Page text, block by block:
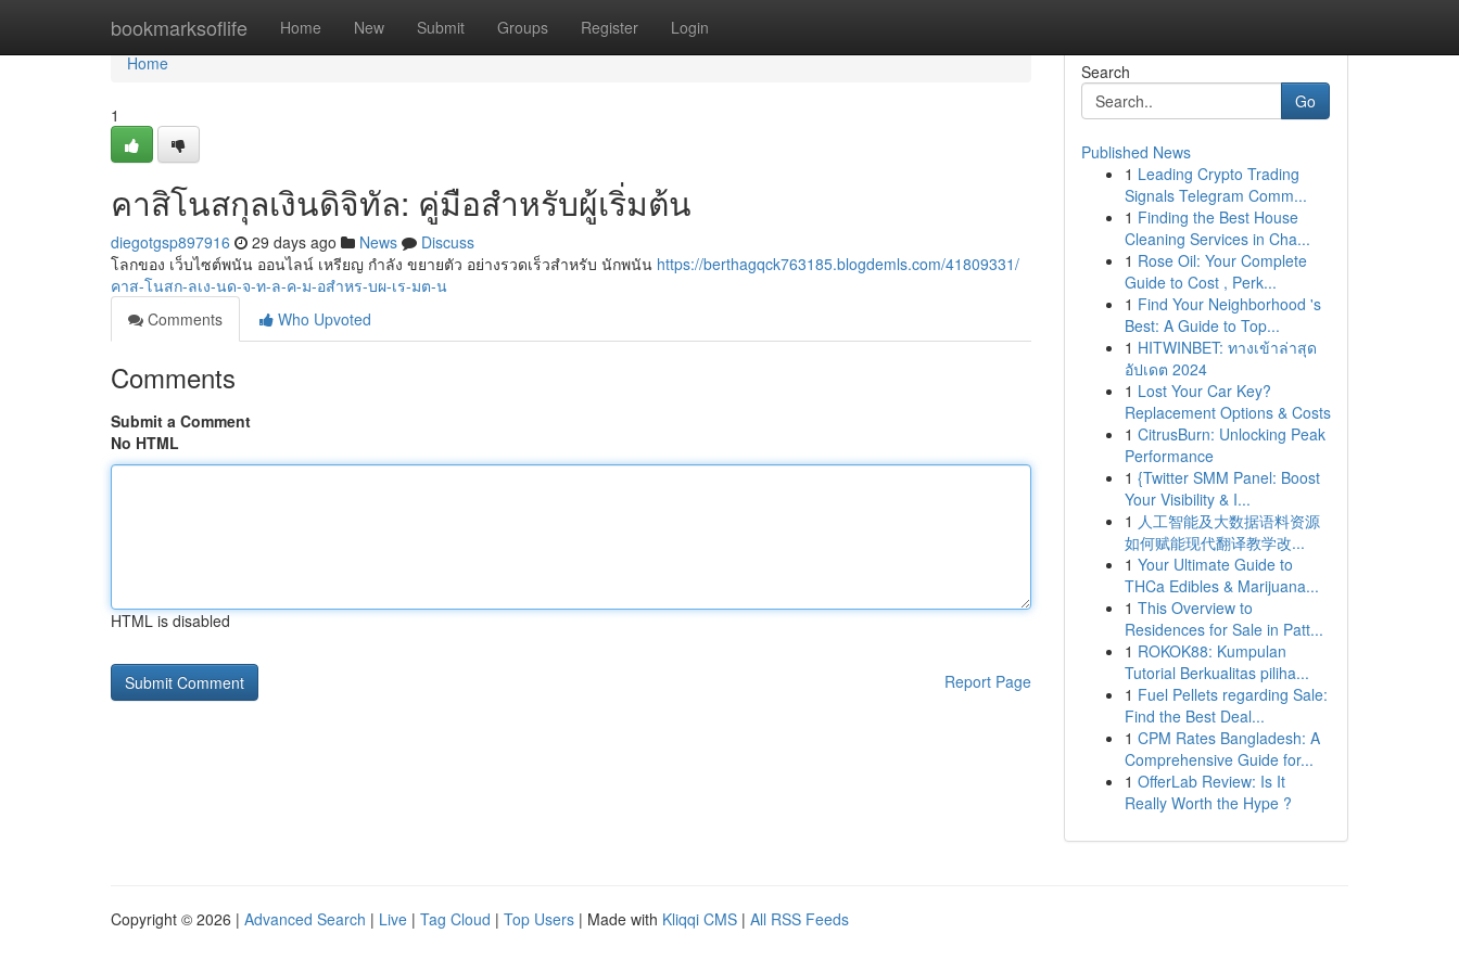
bookmarksoflife Home New Submit Groups Register Login
Home
Home
1
คาสิโนสกุลเงินดิจิทัล: คู่มือสำหรับผู้เริ่มต้น
diegotgsp897916 29 days ago News
Discuss
โลกของ เว็บไซต์พนัน ออนไลน์ เหรียญ กำลัง ขยายตัว อย่างรวดเร็วสำหรับ นักพนัน https://berthagqck763185.blogdemls.com/41809331/
คาส-โนสก-ลเง-นด-จ-ท-ล-ค-ม-อสำหร-บผ-เร-มต-น
Comments
Who Upvoted
Comments
Submit a Comment
No HTML
HTML is disabled
Report Page
Search
Go
Published News
1 Leading Crypto Trading
Signals Telegram Comm...
1 Finding the Best House
Cleaning Services in Cha...
1 Rose Oil: Your Complete
Guide to Cost , Perk...
1 Find Your Neighborhood 's
Best: A Guide to Top...
1 HITWINBET: ทางเข้าล่าสุด
อัปเดต 2024
1 Lost Your Car Key?
Replacement Options & Costs
1 CitrusBurn: Unlocking Peak
Performance
1 {Twitter SMM Panel: Boost
Your Visibility & I...
1 人工智能及大数据语料资源
如何赋能现代翻译教学改...
1 Your Ultimate Guide to
THCa Edibles & Marijuana...
1 This Overview to
Residences for Sale in Patt...
1 ROKOK88: Kumpulan
Tutorial Berkualitas piliha...
1 Fuel Pellets regarding Sale:
Find the Best Deal...
1 CPM Rates Bangladesh: A
Comprehensive Guide for...
1 OfferLab Review: Is It
Really Worth the Hype ?
Copyright © 2026 | Advanced Search | Live | Tag Cloud | Top Users | Made with Kliqqi CMS | All RSS Feeds